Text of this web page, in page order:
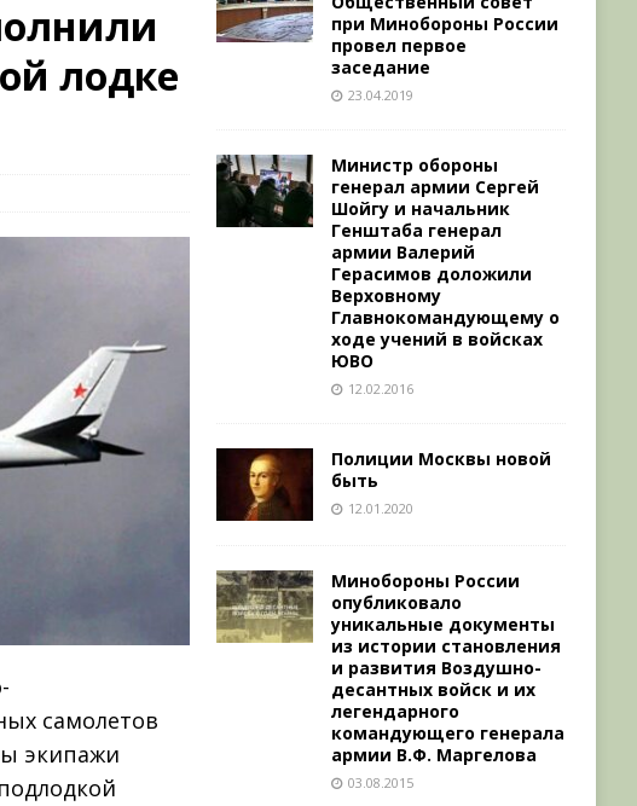
лодке
самолетов
экипажи
при Минобороны России
провел первое
заседание
23.04.2019
Министр обороны
генерал армии Сергей
Шойгу и начальник
Генштаба генерал
армии Валерий
Герасимов доложили
Верховному
Главнокомандующему о
ходе учений в войсках
ЮВО
12.02.2016
Полиции Москвы новой
быть
12.01.2020
Минобороны России
опубликовало
уникальные документы
из истории становления
и развития Воздушно-
десантных войск и их
легендарного
командующего генерала
армии В.Ф. Маргелова
03.08.2015